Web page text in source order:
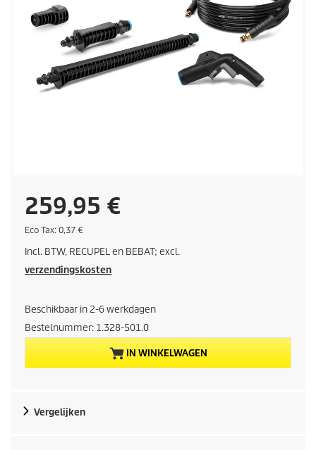
H
u
i
i
g
p
259,95 €
E
o
t
a
Eco Tax: 0,37 €
Incl. BTW, RECUPEL en BEBAT; excl.
verzendingskosten
Beschikbaar in 2-6 werkdagen
Bestelnummer: 1.328-501.0
IN WINKELWAGEN
Vergelijken